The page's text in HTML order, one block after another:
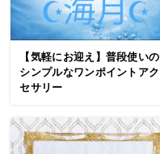
【気軽にお迎え】普段使いの
シンプルなワンポイントアク
セサリー